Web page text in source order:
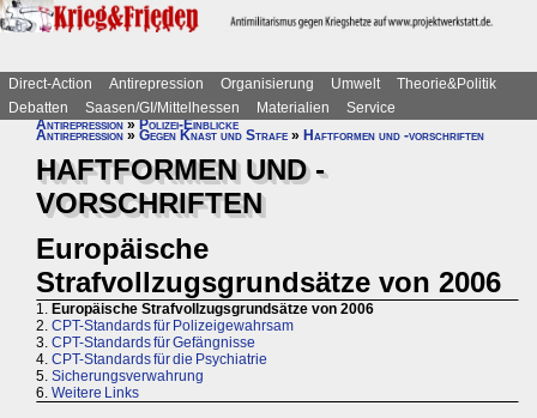
Direct-Action Antirepression Organisierung Umwelt
Theorie&Politik
Debatten
Saasen/GI/Mittelhessen Materialien
Service
Antirepression»Polizei-Einblicke
Antirepression » Gegen Knast und Strafe » Haftformen und -vorschriften
HAFTFORMEN UND -
VORSCHRIFTEN
Europäische
Strafvollzugsgrundsätze von 2006
1. Europäische Strafvollzugsgrundsätze von 2006
2. CPT-Standards für Polizeigewahrsam
3. CPT-Standards für Gefängnisse
4. CPT-Standards für die Psychiatrie
5. Sicherungsverwahrung
6. Weitere Links